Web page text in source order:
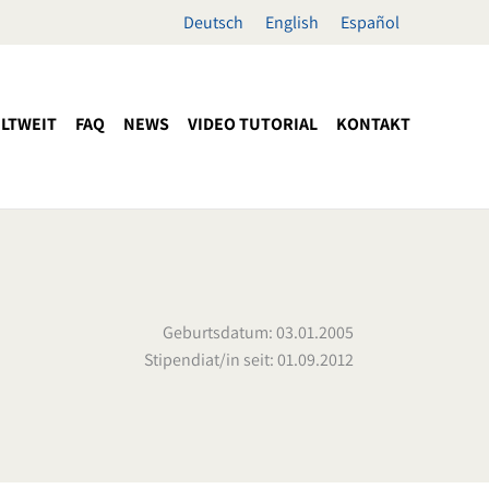
Deutsch English Español
FAQ NEWS VIDEO TUTORIAL KONTAKT
Geburtsdatum: 03.01.2005
Stipendiat/in seit: 01.09.2012